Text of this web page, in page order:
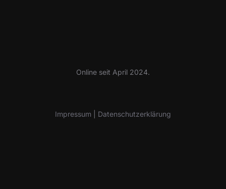
Online seit April 2024.
Impressum Datenschutzerklärung